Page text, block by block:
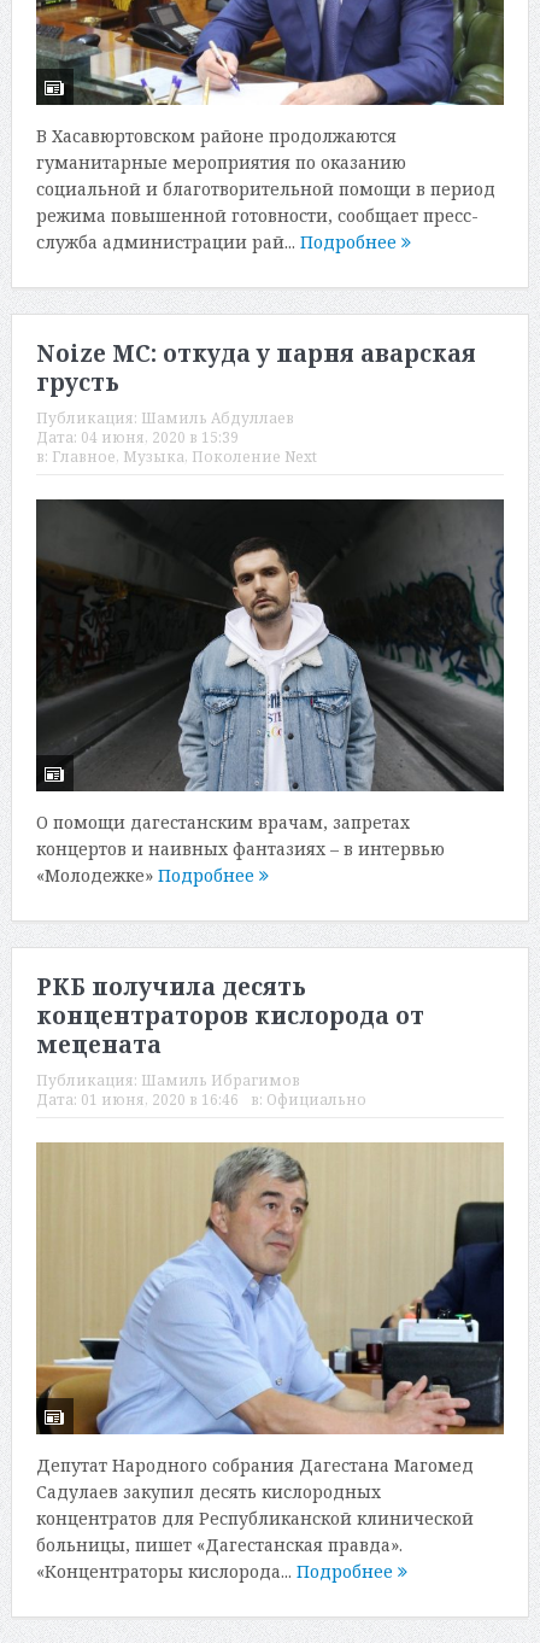
В Хасавюртовском районе продолжаются
гуманитарные мероприятия по оказанию
социальной и благотворительной помощи в период
режима повышенной готовности, сообщает пресс-
служба администрации рай... Подробнее
Noize MC: откуда у парня аварская
грусть
Публикация: Шамиль Абдуллаев
Дата: 04 июня, 2020 в 15:39
в: Главное, Музыка, Поколение Next
О помощи дагестанским врачам, запретах
концертов и наивных фантазиях – в интервью
«Молодежке» Подробнее
РКБ получила десять
концентраторов кислорода от
мецената
Публикация: Шамиль Ибрагимов
Дата: 01 июня, 2020 в 16:46 в: Официально
Депутат Народного собрания Дагестана Магомед
Садулаев закупил десять кислородных
концентратов для Республиканской клинической
больницы, пишет «Дагестанская правда».
«Концентраторы кислорода... Подробнее